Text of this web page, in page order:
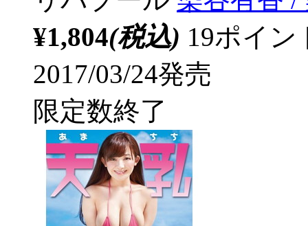
¥1,804(税込) 19ポイ
2017/03/24発売
限定数終了